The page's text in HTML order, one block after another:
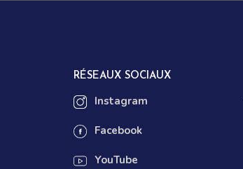
RÉSEAUX SOCIAUX
Instagram
Facebook
YouTube